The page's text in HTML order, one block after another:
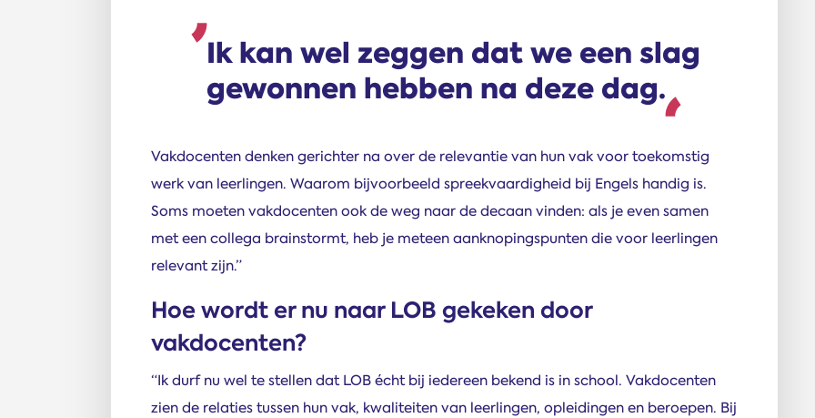
Ik kan wel zeggen dat we een slag
gewonnen hebben na deze dag.
Vakdocenten denken gerichter na over de relevantie van hun vak voor toekomstig
werk van leerlingen. Waarom bijvoorbeeld spreekvaardigheid bij Engels handig is.
Soms moeten vakdocenten ook de weg naar de decaan vinden: als je even samen
met een collega brainstormt, heb je meteen aanknopingspunten die voor leerlingen
relevant zijn.”
Hoe wordt er nu naar LOB gekeken door
vakdocenten?
“Ik durf nu wel te stellen dat LOB écht bij iedereen bekend is in school. Vakdocenten
zien de relaties tussen hun vak, kwaliteiten van leerlingen, opleidingen en beroepen. Bij